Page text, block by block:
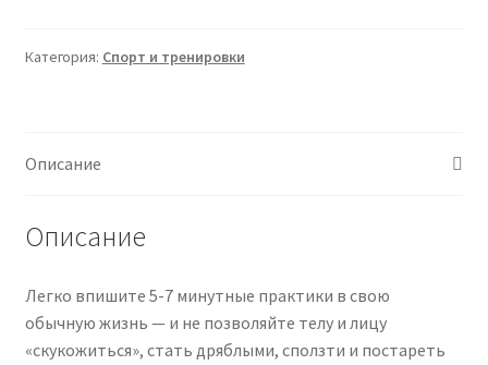
Беляева]
после
не
в
тетю
(2026)
Категория: Спорт и тренировки
Описание
Описание
Легко впишите 5-7 минутные практики в свою
обычную жизнь — и не позволяйте телу и лицу
«скукожиться», стать дряблыми, сползти и постареть